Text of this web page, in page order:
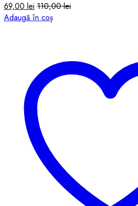
69,00 lei 110,00lei
Adaugă în coș